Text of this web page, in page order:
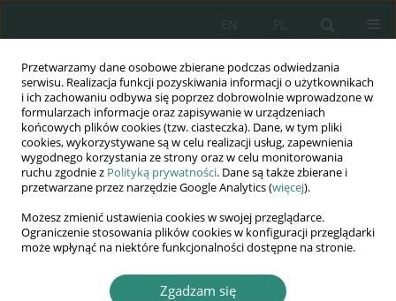
Przetwarzamy dane osobowe zbierane podczas odwiedzania
serwisu. Realizacja funkcji pozyskiwania informacji o użytkownikach
i ich zachowaniu odbywa się poprzez dobrowolnie wprowadzone w
formularzach informacje oraz zapisywanie w urządzeniach
końcowych plików cookies (tzw. ciasteczka). Dane, w tym pliki
cookies, wykorzystywane są w celu realizacji usług, zapewnienia
wygodnego korzystania ze strony oraz w celu monitorowania
ruchu zgodnie z Polityką prywatności. Dane są także zbierane i
przetwarzane przez narzędzie Google Analytics (więcej).
Możesz zmienić ustawienia cookies w swojej przeglądarce.
Ograniczenie stosowania plików cookies w konfiguracji przeglądarki
może wpłynąć na niektóre funkcjonalności dostępne na stronie.
Zgadzam się
PL
EN
Wydawnictwo
AWSGE
Akademia Nauk Stosowanych
WSGE
im. Alcide De Gasperi
Słowo kluczowewybrane prawa